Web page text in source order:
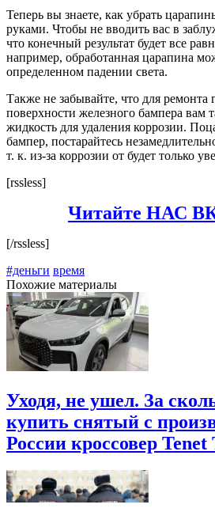
Теперь вы знаете, как убрать
руками. Чтобы не вводить вас в
что конечный результат будет все
например, обработанная царапина
определенном падении света.
Также не забывайте, что для ремонта
поверхности железного бампера вам
жидкость для удаления коррозии.
бампер, постарайтесь
т. к. из-за коррозии от будет только
[rssless]
Читайте НАС
[/rssless]
#деньги время
Похожие материалы
Уходя, не ушел. За
купить снятый с
России кроссовер Tenet